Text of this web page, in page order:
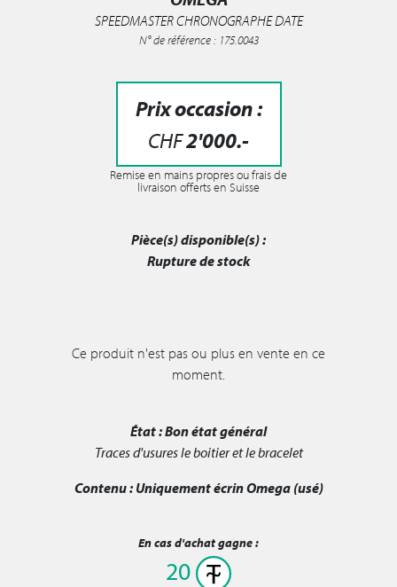
SPEEDMASTER CHRONOGRAPHE DATE
N° de référence : 175.0043
Prix occasion :
CHF2'000.-
Remise en mains propres ou frais de
livraison offerts en Suisse
Pièce(s) disponible(s) :
Rupture de stock
Ce produit n'est pas ou plus en vente en ce
moment.
État :Bon état général
Traces d'usures le boitier et le bracelet
Contenu : Uniquement écrin Omega (usé)
En cas d'achat gagne :
20